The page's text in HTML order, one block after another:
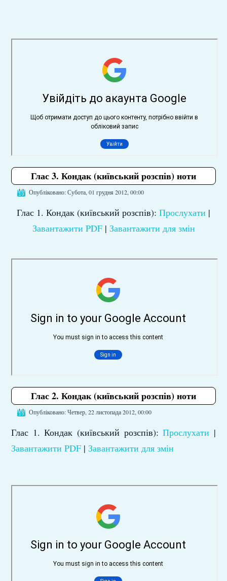
Глас 3. Кондак (київський розспів) ноти
Опубліковано: Субота, 01 грудня 2012, 00:00
Глас 1. Кондак (київський розспів): Прослухати |
Завантажити PDF| Завантажити для змін
Глас 2. Кондак (київський розспів) ноти
Опубліковано: Четвер, 22 листопада 2012, 00:00
Глас 1. Кондак (київський розспів):Прослухати |
Завантажити PDF |Завантажити для змін